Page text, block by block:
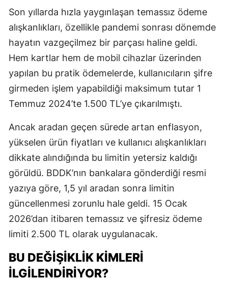
Son yıllarda hızla yaygınlaşan temassız ödeme
alışkanlıkları, özellikle pandemi sonrası dönemde
hayatın vazgeçilmez bir parçası haline geldi.
Hem kartlar hem de mobil cihazlar üzerinden
yapılan bu pratik ödemelerde, kullanıcıların şifre
girmeden işlem yapabildiği maksimum tutar 1
Temmuz 2024’te 1.500 TL’ye çıkarılmıştı.
Ancak aradan geçen sürede artan enflasyon,
yükselen ürün fiyatları ve kullanıcı alışkanlıkları
dikkate alındığında bu limitin yetersiz kaldığı
görüldü. BDDK’nın bankalara gönderdiği resmi
yazıya göre, 1,5 yıl aradan sonra limitin
güncellenmesi zorunlu hale geldi. 15 Ocak
2026’dan itibaren temassız ve şifresiz ödeme
limiti 2.500 TL olarak uygulanacak.
BU DEĞIŞIKLIK KIMLERI
ILGILENDIRIYOR?